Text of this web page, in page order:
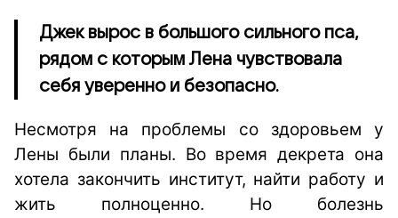
Джек вырос в большого сильного пса,
рядом с которым Лена чувствовала
себя уверенно и безопасно.
Несмотря на проблемы со здоровьем у
Лены были планы. Во время декрета она
хотела закончить институт, найти работу и
жить полноценно. Но болезнь